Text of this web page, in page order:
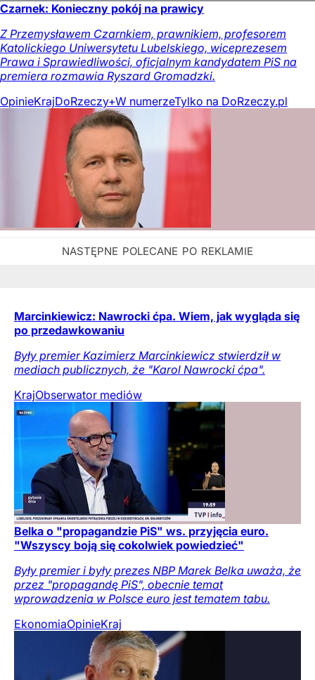
Czarnek: Konieczny pokój na prawicy
Z Przemysławem Czarnkiem, prawnikiem, profesorem
Katolickiego Uniwersytetu Lubelskiego, wiceprezesem
Prawa i Sprawiedliwości, oficjalnym kandydatem PiS na
premiera rozmawia Ryszard Gromadzki.
OpinieKrajDoRzeczy+W numerzeTylko na DoRzeczy.pl
Marcinkiewicz: Nawrocki ćpa. Wiem, jak wygląda się
po przedawkowaniu
Były premier Kazimierz Marcinkiewicz stwierdził w
mediach publicznych, że "Karol Nawrocki ćpa".
KrajObserwator mediów
Belka o "propagandzie PiS" ws. przyjęcia euro.
"Wszyscy boją się cokolwiek powiedzieć"
Były premier i były prezes NBP Marek Belka uważa, że
przez "propagandę PiS", obecnie temat
wprowadzenia w Polsce euro jest tematem tabu.
EkonomiaOpinieKraj